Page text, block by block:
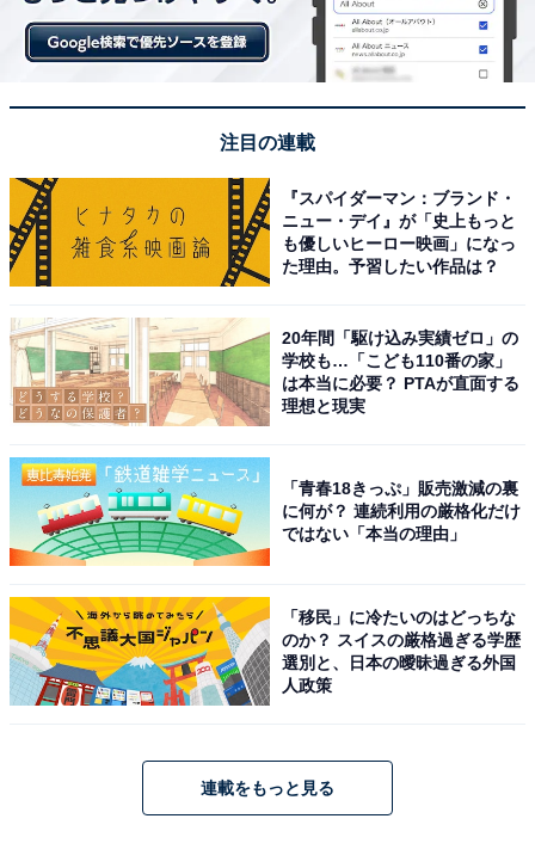
注目の連載
『スパイダーマン：ブランド・
ニュー・デイ』が「史上もっと
も優しいヒーロー映画」になっ
た理由。予習したい作品は？
20年間「駆け込み実績ゼロ」の
学校も…「こども110番の家」
は本当に必要？ PTAが直面する
理想と現実
「青春18きっぷ」販売激減の裏
に何が？ 連続利用の厳格化だけ
ではない「本当の理由」
「移民」に冷たいのはどっちな
のか？ スイスの厳格過ぎる学歴
選別と、日本の曖昧過ぎる外国
人政策
連載をもっと見る